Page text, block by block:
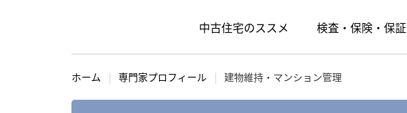
中古住宅のススメ 検査・保険・保証
ホーム 専門家プロフィール 建物維持・マンション管理